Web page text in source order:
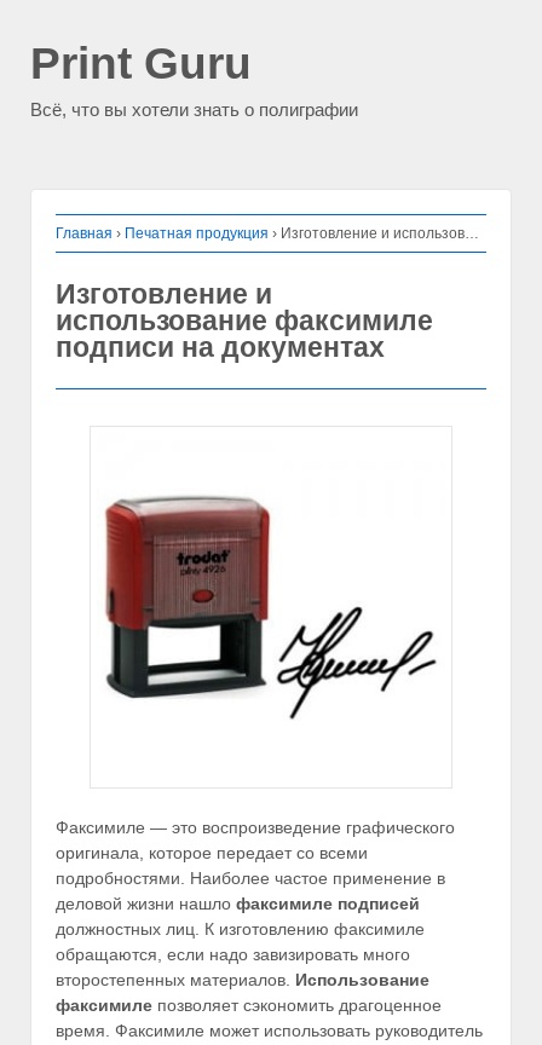
Print Guru
Всё, что вы хотели знать о полиграфии
Главная › Печатная продукция › Изготовление и использование факсимиле подписи на документах
Изготовление и
использование факсимиле
подписи на документах
Факсимиле — это воспроизведение графического
оригинала, которое передает со всеми
подробностями. Наиболее частое применение в
деловой жизни нашло факсимиле подписей
должностных лиц. К изготовлению факсимиле
обращаются, если надо завизировать много
второстепенных материалов. Использование
факсимиле позволяет сэкономить драгоценное
время. Факсимиле может использовать руководитель